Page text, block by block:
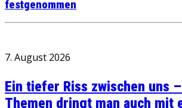
festgenommen
7. August 2026
Ein tiefer Riss zwischen uns
Themen dringt man auch mit